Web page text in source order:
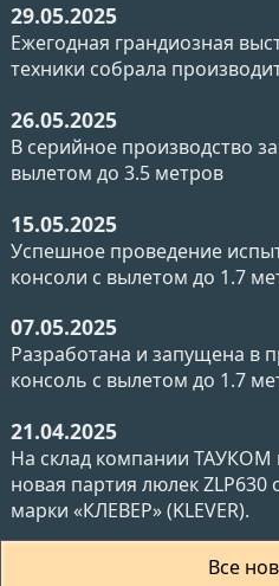
29.05.2025
Ежегодная грандиозная
техники собрала
26.05.2025
В серийное производство
вылетом до 3.5 метров
15.05.2025
Успешное проведение
консоли с вылетом до 1.7
07.05.2025
Разработана и запущена в
консоль с вылетом до 1.7
21.04.2025
На склад компании ТАУКОМ
новая партия люлек ZLP630
марки «КЛЕВЕР» (KLEVER).
Все